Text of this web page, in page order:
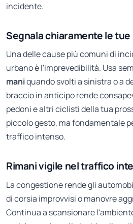
incidente.
Segnala chiaramente le
Una delle cause più comuni di
urbano è l'imprevedibilità. Usa
maniquando svolti a sinistra o a
braccio in anticipo rende
pedoni e altri ciclisti della tua
piccolo gesto, ma fondamentale
traffico intenso.
Rimani vigile nel traffico
La congestione rende gli
di corsia improvvisi o manovre
Continua a scansionare